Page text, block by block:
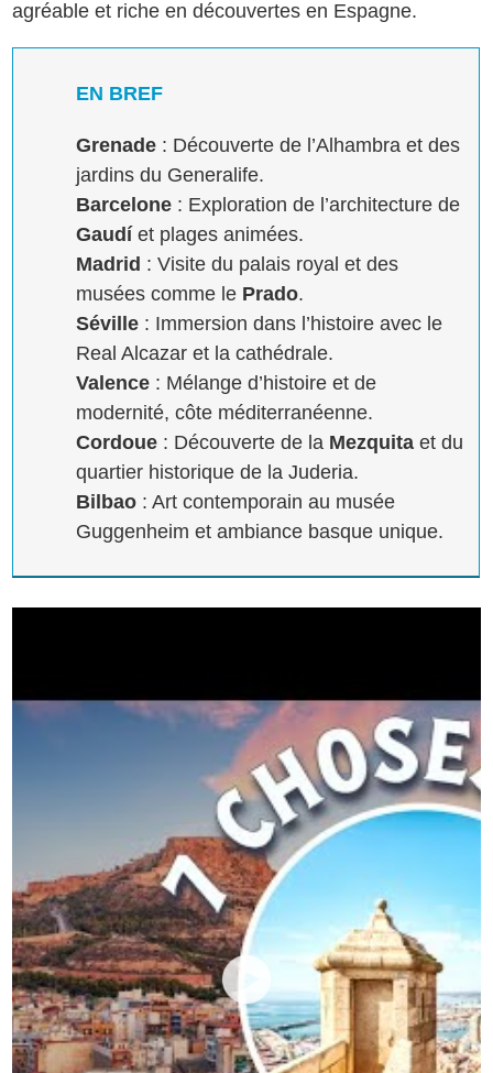
agréable et riche en découvertes en Espagne.
EN BREF
Grenade : Découverte de l’Alhambra et des
jardins du Generalife.
Barcelone : Exploration de l’architecture de
Gaudíet plages animées.
Madrid : Visite du palais royal et des
musées comme le Prado.
Séville : Immersion dans l’histoire avec le
Real Alcazar et la cathédrale.
Valence : Mélange d’histoire et de
modernité, côte méditerranéenne.
Cordoue : Découverte de la Mezquita et du
quartier historique de la Juderia.
Bilbao : Art contemporain au musée
Guggenheim et ambiance basque unique.